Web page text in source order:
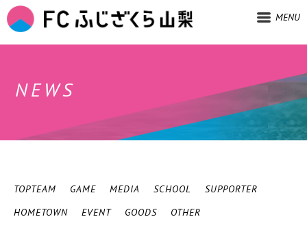
MENU
NEWS
TOPTEAM GAME MEDIA SCHOOL
SUPPORTER
HOMETOWN
EVENT GOODS OTHER